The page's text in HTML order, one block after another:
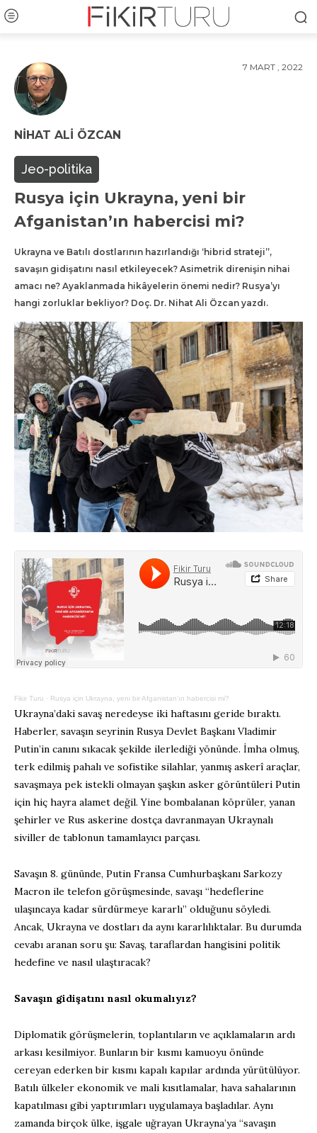
7 MART , 2022
NIHAT ALI ÖZCAN
Jeo-politika
Rusya için Ukrayna, yeni bir
Afganistan’ın habercisi mi?
Ukrayna ve Batılı dostlarının hazırlandığı ‘hibrid strateji”,
savaşın gidişatını nasıl etkileyecek? Asimetrik direnişin nihai
amacı ne? Ayaklanmada hikâyelerin önemi nedir? Rusya’yı
hangi zorluklar bekliyor? Doç. Dr. Nihat Ali Özcan yazdı.
Fikir Turu · Rusya için Ukrayna, yeni bir Afganistan’ın habercisi mi?
Ukrayna’daki savaş neredeyse iki haftasını geride bıraktı.
Haberler, savaşın seyrinin Rusya Devlet Başkanı Vladimir
Putin’in canını sıkacak şekilde ilerlediği yönünde. İmha olmuş,
terk edilmiş pahalı ve sofistike silahlar, yanmış askerî araçlar,
savaşmaya pek istekli olmayan şaşkın asker görüntüleri Putin
için hiç hayra alamet değil. Yine bombalanan köprüler, yanan
şehirler ve Rus askerine dostça davranmayan Ukraynalı
siviller de tablonun tamamlayıcı parçası.
Savaşın 8. gününde, Putin Fransa Cumhurbaşkanı Sarkozy
Macron ile telefon görüşmesinde, savaşı “hedeflerine
ulaşıncaya kadar sürdürmeye kararlı” olduğunu söyledi.
Ancak, Ukrayna ve dostları da aynı kararlılıktalar. Bu durumda
cevabı aranan soru şu: Savaş, taraflardan hangisini politik
hedefine ve nasıl ulaştıracak?
Savaşın gidişatını nasıl okumalıyız?
Diplomatik görüşmelerin, toplantıların ve açıklamaların ardı
arkası kesilmiyor. Bunların bir kısmı kamuoyu önünde
cereyan ederken bir kısmı kapalı kapılar ardında yürütülüyor.
Batılı ülkeler ekonomik ve mali kısıtlamalar, hava sahalarının
kapatılması gibi yaptırımları uygulamaya başladılar. Aynı
zamanda birçok ülke, işgale uğrayan Ukrayna’ya “savaşın